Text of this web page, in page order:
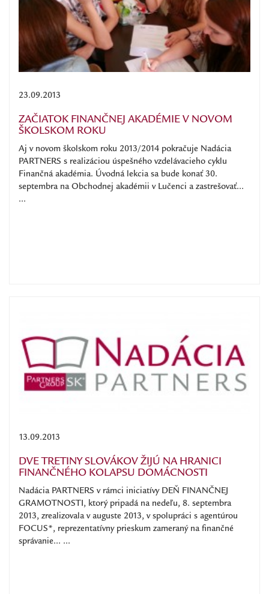
23.09.2013
ZAČIATOK FINANČNEJ AKADÉMIE V NOVOM
ŠKOLSKOM ROKU
Aj v novom školskom roku 2013/2014 pokračuje Nadácia
PARTNERS s realizáciou úspešného vzdelávacieho cyklu
Finančná akadémia. Úvodná lekcia sa bude konať 30.
septembra na Obchodnej akadémii v Lučenci a zastrešovať...
...
13.09.2013
DVE TRETINY SLOVÁKOV ŽIJÚ NA HRANICI
FINANČNÉHO KOLAPSU DOMÁCNOSTI
Nadácia PARTNERS v rámci iniciatívy DEŇ FINANČNEJ
GRAMOTNOSTI, ktorý pripadá na nedeľu, 8. septembra
2013, zrealizovala v auguste 2013, v spolupráci s agentúrou
FOCUS*, reprezentatívny prieskum zameraný na finančné
správanie... ...